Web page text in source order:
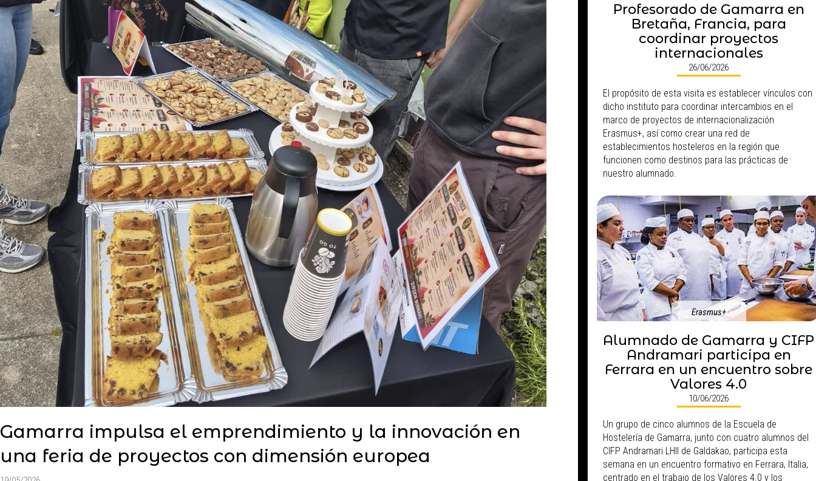
Gamarra impulsa el emprendimiento y la innovación en
una feria de proyectos con dimensión europea
Profesorado de Gamarra en
Bretaña, Francia, para
coordinar proyectos
internacionales
26/06/2026
El propósito de esta visita es establecer vínculos con
dicho instituto para coordinar intercambios en el
marco de proyectos de internacionalización
Erasmus+, así como crear una red de
establecimientos hosteleros en la región que
funcionen como destinos para las prácticas de
nuestro alumnado.
Erasmus+
Alumnado de Gamarra y CIFP
Andramari participa en
Ferrara en un encuentro sobre
Valores 4.0
10/06/2026
Un grupo de cinco alumnos de la Escuela de
Hostelería de Gamarra, junto con cuatro alumnos del
CIFP Andramari LHII de Galdakao, participa esta
semana en un encuentro formativo en Ferrara, Italia,
centrado en el trabajo de los Valores 4.0 y los